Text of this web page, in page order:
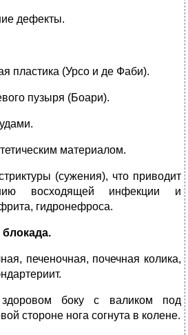
дефекты.
пластика (Урсо и де Фаби).
пузыря (Боари).
материалом.
(сужения), что приводит
восходящей инфекции и
гидронефроса.
печеночная, почечная колика,
боку с валиком под
стороне нога согнута в колене.